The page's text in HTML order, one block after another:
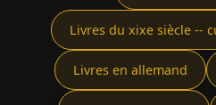
Livres du xixe siècle --
Livres en allemand